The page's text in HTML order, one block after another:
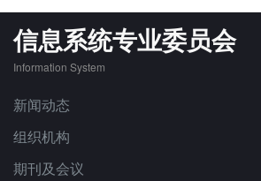
信息系统专业委员会
Information System
新闻动态
组织机构
期刊及会议